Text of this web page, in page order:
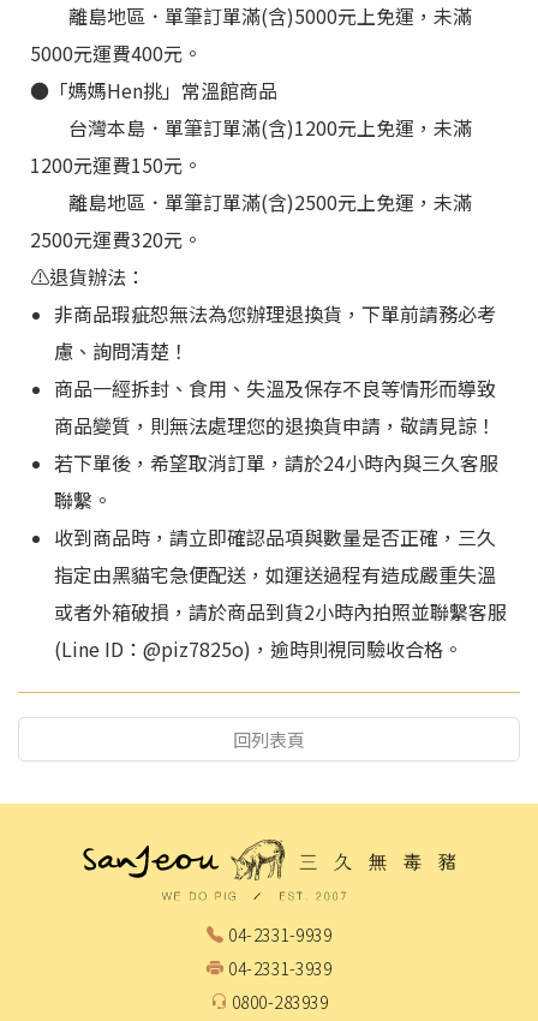
離島地區 ． 單筆訂單滿(含)5000元上免運，未滿
5000元運費400元。
● 「媽媽Hen挑」 常溫館商品
台灣本島 ． 單筆訂單滿(含)1200元上免運，未滿
1200元運費150元。
離島地區 ． 單筆訂單滿(含)2500元上免運，未滿
2500元運費320元。
⚠️退貨辦法：
非商品瑕疵恕無法為您辦理退換貨，下單前請務必考
慮、詢問清楚！
商品一經拆封、食用、失溫及保存不良等情形而導致
商品變質，則無法處理您的退換貨申請，敬請見諒！
若下單後，希望取消訂單，請於24小時內與三久客服
聯繫。
收到商品時，請立即確認品項與數量是否正確，三久
指定由黑貓宅急便配送，如運送過程有造成嚴重失溫
或者外箱破損，請於商品到貨2小時內拍照並聯繫客服
(Line ID：@piz7825o)，逾時則視同驗收合格。
回列表頁
04-2331-9939
04-2331-3939
0800-283939